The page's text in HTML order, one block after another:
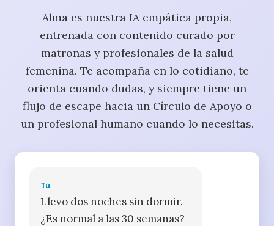
Alma es nuestra IA empática propia,
entrenada con contenido curado por
matronas y profesionales de la salud
femenina. Te acompaña en lo cotidiano, te
orienta cuando dudas, y siempre tiene un
flujo de escape hacia un Círculo de Apoyo o
un profesional humano cuando lo necesitas.
Tú
Llevo dos noches sin dormir.
¿Es normal a las 30 semanas?